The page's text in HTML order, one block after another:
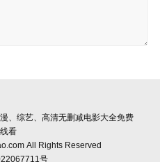
、综艺、高清无删减电影大全免费
看
All Rights Reserved
号